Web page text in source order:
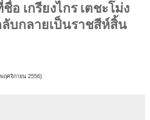
เกรียงไกร เตชะโม่ง
ลับกลายเป็นราชสีห์สิ้น
ฤศจิกายน 2556)